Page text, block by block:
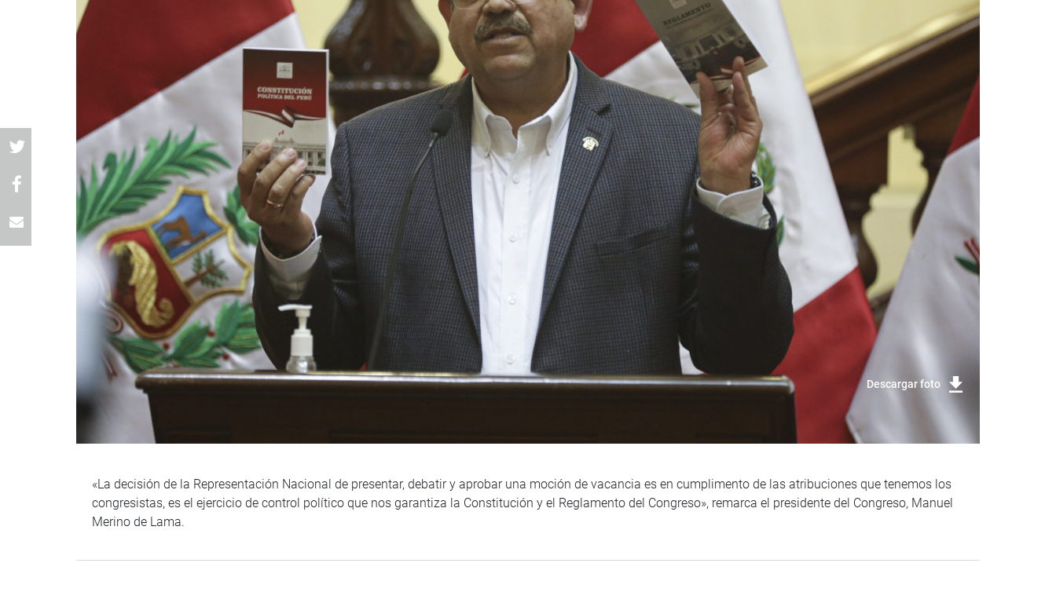
Descargar foto
«La decisión de la Representación Nacional de presentar, debatir y aprobar una moción de vacancia es en cumplimento de las atribuciones que tenemos los
congresistas, es el ejercicio de control político que nos garantiza la Constitución y el Reglamento del Congreso», remarca el presidente del Congreso, Manuel
Merino de Lama.